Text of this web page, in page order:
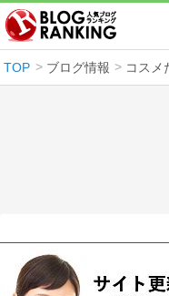
TOP ブログ情報 コスメ